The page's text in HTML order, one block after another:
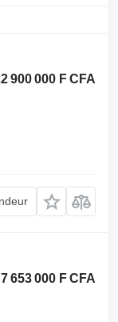
900 000 F CFA
7 653 000 F CFA